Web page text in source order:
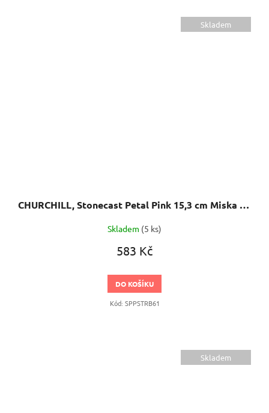
Skladem
CHURCHILL, Stonecast Petal Pink 15,3 cm Miska trojúhelníková
Skladem (5 ks)
583 Kč
DO KOŠÍKU
Kód: SPPSTRB61
Skladem